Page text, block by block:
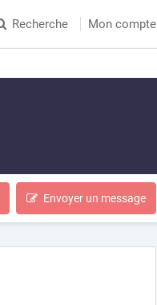
Recherche Mon compte
Envoyer un message